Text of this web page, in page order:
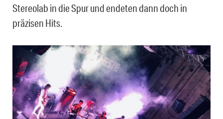
Stereolab in die Spur und endeten dann doch in
präzisen Hits.